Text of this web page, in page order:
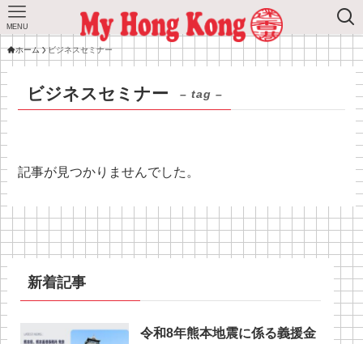
MENU
ホーム ビジネスセミナー
ビジネスセミナー – tag –
記事が見つかりませんでした。
新着記事
令和8年熊本地震に係る義援金